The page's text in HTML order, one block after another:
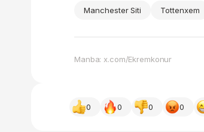
Manchester Siti Tottenxem
Manba: x.com/Ekremkonur
0 0 0 0